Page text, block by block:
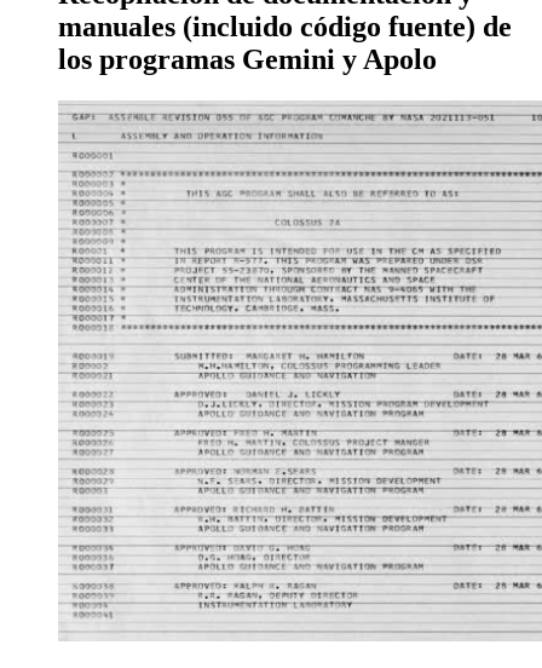
manuales (incluido código fuente) de
los programas Gemini y Apolo